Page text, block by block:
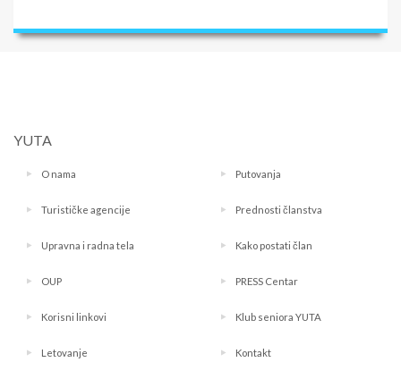
YUTA
O nama Putovanja
Turističke agencije Prednosti članstva
Upravna i radna tela Kako postati član
OUP PRESS Centar
Korisni linkovi Klub seniora YUTA
Letovanje Kontakt